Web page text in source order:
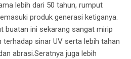
lebih dari 50 tahun, rumput
produk generasi ketiganya.
buatan ini sekarang sangat mirip
sinar UV serta lebih tahan
abrasi.Seratnya juga lebih